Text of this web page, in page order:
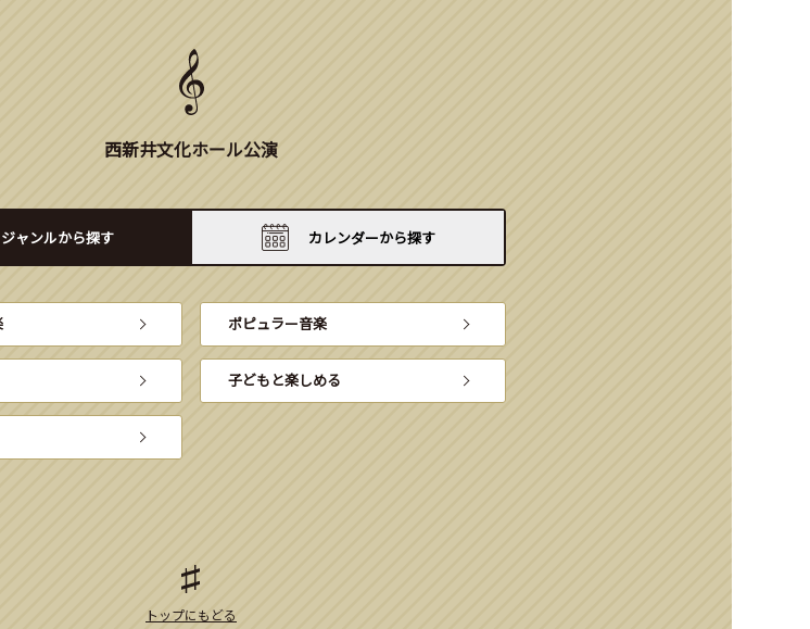
西新井文化ホール公演
ジャンルから探す カレンダーから探す
ポピュラー音楽
子どもと楽しめる
トップにもどる